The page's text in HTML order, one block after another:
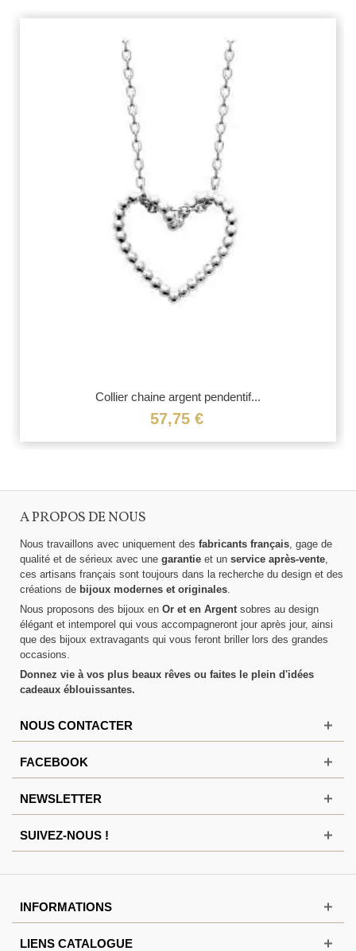
Collier chaine argent pendentif...
57,75 €
A PROPOS DE NOUS
Nous travaillons avec uniquement des fabricants français , gage de
qualité et de sérieux avec une garantie et un service après-vente
ces artisans français sont toujours dans la recherche du design et des
créations de bijoux modernes et originales
Nous proposons des bijoux en Or et en Argent sobres au design
élégant et intemporel qui vous accompagneront jour après jour, ainsi
que des bijoux extravagants qui vous feront briller lors des grandes
occasions.
Donnez vie à vos plus beaux rêves ou faites le plein d'idées
cadeaux éblouissantes.
NOUS CONTACTER
FACEBOOK
NEWSLETTER
SUIVEZ-NOUS !
INFORMATIONS
LIENS CATALOGUE